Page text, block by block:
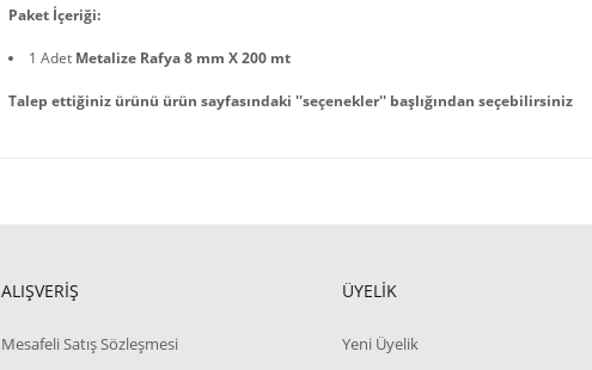
Paket İçeriği:
1 Adet Metalize Rafya 8 mm X 200 mt
Talep ettiğiniz ürünü ürün sayfasındaki ''seçenekler'' başlığından seçebilirsiniz
ALIŞVERİŞ
Mesafeli Satış Sözleşmesi
ÜYELİK
Yeni Üyelik